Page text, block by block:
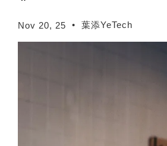
Nov 20, 25 • 葉添YeTech